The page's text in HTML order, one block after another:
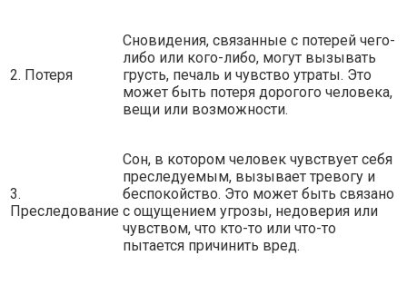
2. Потеря
Сновидения, связанные с потерей чего-
либо или кого-либо, могут вызывать
грусть, печаль и чувство утраты. Это
может быть потеря дорогого человека,
вещи или возможности.
3.
Преследование
Сон, в котором человек чувствует себя
преследуемым, вызывает тревогу и
беспокойство. Это может быть связано
с ощущением угрозы, недоверия или
чувством, что кто-то или что-то
пытается причинить вред.